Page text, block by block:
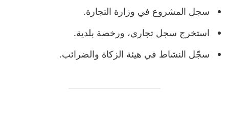
سجل المشروع في وزارة التجارة.
استخرج سجل تجاري، ورخصة بلدية.
سجّل النشاط في هيئة الزكاة والضرائب.